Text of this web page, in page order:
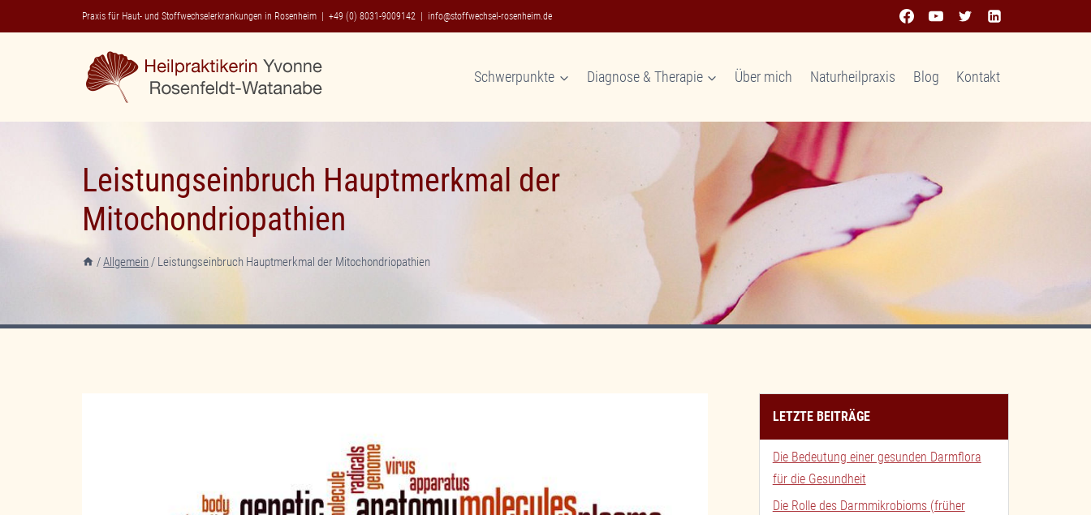
Inhalt
Praxis für Haut- und Stoffwechselerkrankungen in Rosenheim | +49 (0) 8031-9009142 info@stoffwechsel-rosenheim.de
Schwerpunkte Diagnose & Therapie Über mich Naturheilpraxis Blog Kontakt
Leistungseinbruch Hauptmerkmal der
Mitochondriopathien
/Allgemein/ Leistungseinbruch Hauptmerkmal der Mitochondriopathien
LETZTE BEITRÄGE
Die Bedeutung einer gesunden Darmflora
für die Gesundheit
Die Rolle des Darmmikrobioms (früher